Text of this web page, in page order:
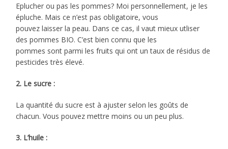
Eplucher ou pas les pommes? Moi personnellement, je les
épluche. Mais ce n’est pas obligatoire, vous
pouvez laisser la peau. Dans ce cas, il vaut mieux utliser
des pommes BIO. C’est bien connu que les
pommes sont parmi les fruits qui ont un taux de résidus de
pesticides très élevé.
2. Le sucre :
La quantité du sucre est à ajuster selon les goûts de
chacun. Vous pouvez mettre moins ou un peu plus.
3. L’huile :